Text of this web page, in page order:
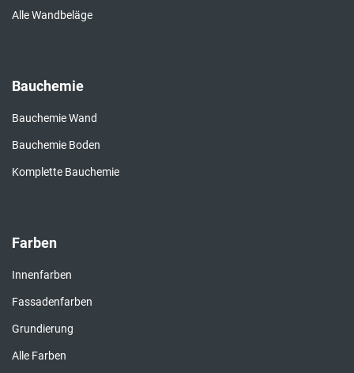
Alle Wandbeläge
Bauchemie
Bauchemie Wand
Bauchemie Boden
Komplette Bauchemie
Farben
Innenfarben
Fassadenfarben
Grundierung
Alle Farben